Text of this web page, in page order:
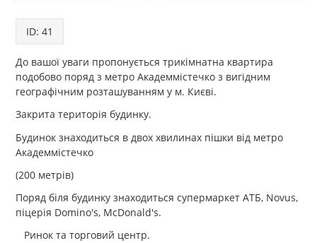
ID: 41
До вашої уваги пропонується трикімнатна квартира
подобово поряд з метро Академмістечко з вигідним
географічним розташуванням у м. Києві.
Закрита територія будинку.
Будинок знаходиться в двох хвилинах пішки від метро
Академмістечко
(200 метрів)
Поряд біля будинку знаходиться супермаркет АТБ, Novus,
піцерія Domino's, McDonald's.
Ринок та торговий центр.